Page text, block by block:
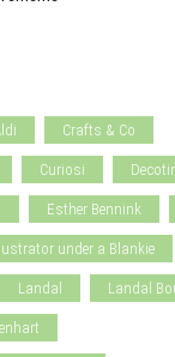
Crafts & Co
Curiosi
Esther Bennink
under a Blankie
Landal Landal